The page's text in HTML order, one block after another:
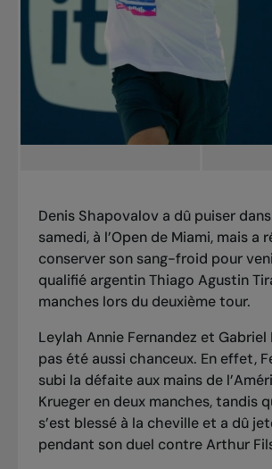
Denis Shapovalov a dû puiser
samedi, à l’Open de Miami, mais a
conserver son sang-froid pour
qualifié argentin Thiago Agustin
manches lors du deuxième tour.
Leylah Annie Fernandez et Gabriel
pas été aussi chanceux. En effet,
subi la défaite aux mains de
Krueger en deux manches, tandis
s’est blessé à la cheville et a dû
pendant son duel contre Arthur